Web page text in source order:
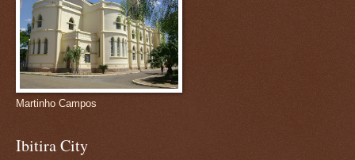
Martinho Campos
Ibitira City